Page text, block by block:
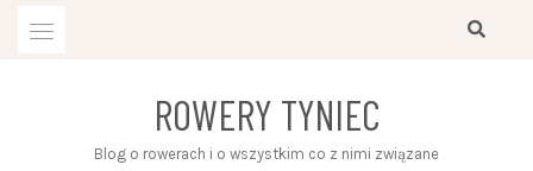
ROWERY TYNIEC
Blog o rowerach i o wszystkim co z nimi związane